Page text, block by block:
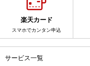
楽天カード
スマホでカンタン申込
サービス一覧